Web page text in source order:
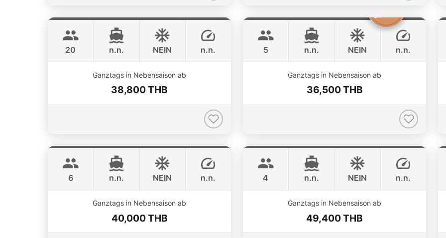
CUSTOM BUILD 38FT
ONLINE AVAILABILITY
20 n.n. NEIN n.n.
Ganztags in Nebensaison ab
38,800 THB
CROWNLINE 26FT
5 n.n. NEIN n.n.
Ganztags in Nebensaison ab
36,500 THB
MONTEREY 28FT
6 n.n. NEIN n.n.
Ganztags in Nebensaison ab
40,000 THB
LIMO 28FT
ONLINE AVAILABILITY
4 n.n. NEIN n.n.
Ganztags in Nebensaison ab
49,400 THB